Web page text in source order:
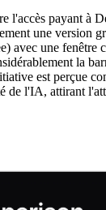
l'accès payant à
une version
avec une fenêtre
la
est perçue
de l'IA, attirant